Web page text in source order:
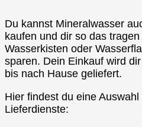
Du kannst Mineralwasser
kaufen und dir so das
Wasserkisten oder
sparen. Dein Einkauf wird
bis nach Hause geliefert.
Hier findest du eine
Lieferdienste: